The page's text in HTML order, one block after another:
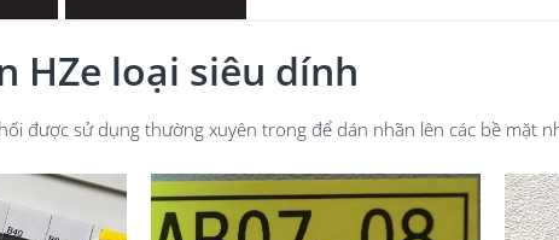
HZe loại siêu dính
được sử dụng thường xuyên trong để dán nhãn lên các bề mặt